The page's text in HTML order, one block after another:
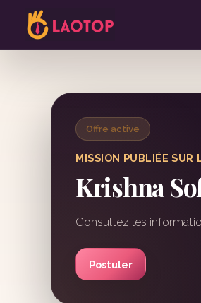
Offre active
MISSION PUBLIÉE SUR
Krishna
Consultez les
Postuler